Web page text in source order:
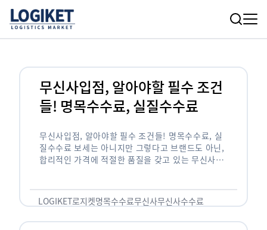
무신사입점, 알아야할 필수 조건
들! 명목수수료, 실질수수료
무신사입점, 알아야할 필수 조건들! 명목수수료, 실
질수수료 보세는 아니지만 그렇다고 브랜드도 아닌,
합리적인 가격에 적절한 품질을 갖고 있는 무신사!
LOGIKET로지켓명목수수료무신사무신사수수료